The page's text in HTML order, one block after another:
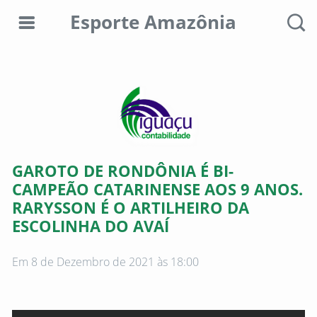
Esporte Amazônia
Sobre
nós
Anunciar
aqui
Consultar
GAROTO DE RONDÔNIA É BI-
CAMPEÃO CATARINENSE AOS 9 ANOS.
RARYSSON É O ARTILHEIRO DA
ESCOLINHA DO AVAÍ
Em 8 de Dezembro de 2021 às 18:00